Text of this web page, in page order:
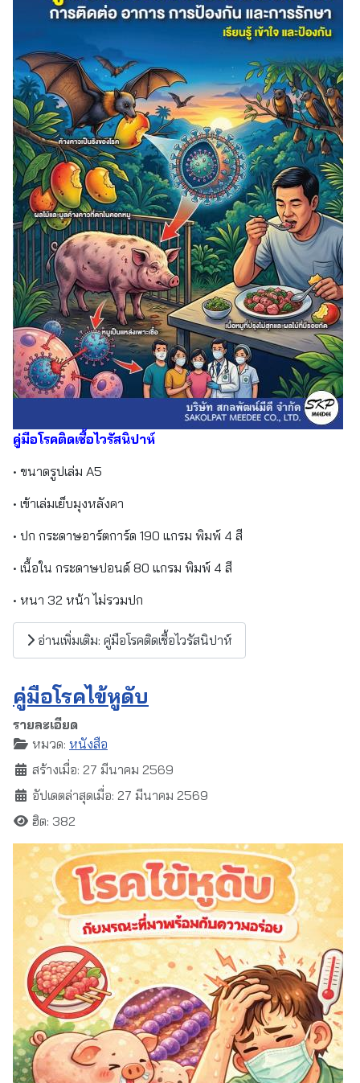
คู่มือโรคติดเชื้อไวรัสนิปาห์
• ขนาดรูปเล่ม A5
• เข้าเล่มเย็บมุงหลังคา
• ปก กระดาษอาร์ตการ์ด 190 แกรม พิมพ์ 4 สี
• เนื้อใน กระดาษปอนด์ 80 แกรม พิมพ์ 4 สี
• หนา 32 หน้า ไม่รวมปก
อ่านเพิ่มเติม: คู่มือโรคติดเชื้อไวรัสนิปาห์
คู่มือโรคไข้หูดับ
รายละเอียด
หมวด: หนังสือ
สร้างเมื่อ: 27 มีนาคม 2569
อัปเดตล่าสุดเมื่อ: 27 มีนาคม 2569
ฮิต: 382